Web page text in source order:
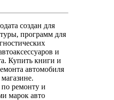
создан для
программ для
и
Купить книги и
автомобиля
по ремонту и
марок авто